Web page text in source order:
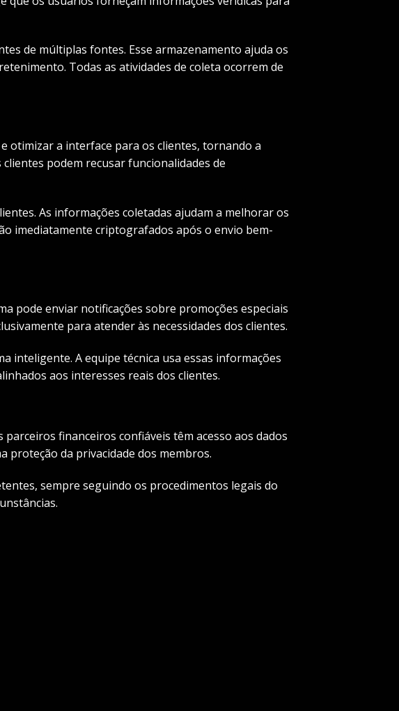
de múltiplas fontes. Esse armazenamento ajuda os
Todas as atividades de coleta ocorrem de
otimizar a interface para os clientes, tornando a
podem recusar funcionalidades de
As informações coletadas ajudam a melhorar os
imediatamente criptografados após o envio bem-
pode enviar notificações sobre promoções especiais
para atender às necessidades dos clientes.
inteligente. A equipe técnica usa essas informações
aos interesses reais dos clientes.
financeiros confiáveis têm acesso aos dados
proteção da privacidade dos membros.
sempre seguindo os procedimentos legais do